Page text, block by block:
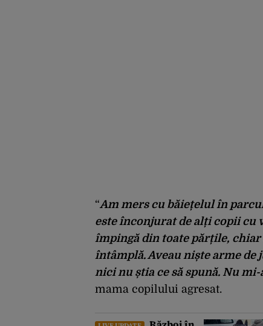
“Am mers cu băiețelul în
este înconjurat de alți copii cu
împingă din toate părțile, chiar
întâmplă. Aveau niște arme
nici nu știa ce să spună. Nu mi-
mama copilului agresat.